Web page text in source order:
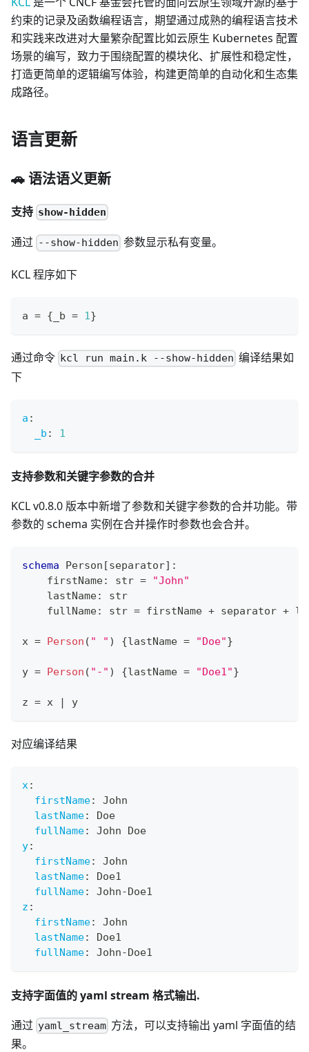
约束的记录及函数编程语言，期望通过成熟的编程语言技术
和实践来改进对大量繁杂配置比如云原生 Kubernetes 配置
场景的编写，致力于围绕配置的模块化、扩展性和稳定性，
打造更简单的逻辑编写体验，构建更简单的自动化和生态集
成路径。
语言更新
🚗 语法语义更新
支持 show-hidden
通过 --show-hidden 参数显示私有变量。
KCL 程序如下
a = { _b = 1}
通过命令 kcl run main.k --show-hidden 编译结果如
下
a :
_b : 1
支持参数和关键字参数的合并
KCL v0.8.0 版本中新增了参数和关键字参数的合并功能。带
参数的 schema 实例在合并操作时参数也会合并。
schema Person [separator] :
    firstName
: str =
"John"
    lastName
:
str
    fullName
: str = firstName + separator +
x = Person ( " " ) {lastName = "Doe"}
y = Person ( "-" ) {lastName = "Doe1"}
z = x | y
对应编译结果
x :
firstName:
John
lastName:
Doe
fullName:
John Doe
y:
firstName:
John
lastName:
Doe1
fullName: John-Doe1
z :
firstName:
John
lastName:
Doe1
fullName: John-Doe1
支持字面值的 yaml stream 格式输出.
通过 yaml_stream 方法，可以支持输出 yaml 字面值的结
果。